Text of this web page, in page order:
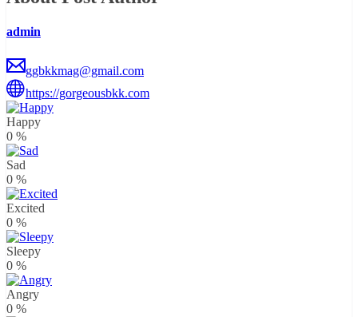
admin
ggbkkmag@gmail.com
https://gorgeousbkk.com
Happy
0 %
Sad
0 %
Excited
0 %
Sleepy
0 %
Angry
0 %